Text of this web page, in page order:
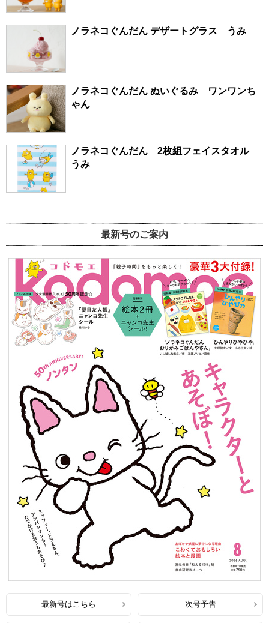
ノラネコぐんだん デザートグラス うみ
ノラネコぐんだん ぬいぐるみ ワンワンち
ゃん
ノラネコぐんだん 2枚組フェイスタオル
うみ
最新号のご案内
最新号はこちら 次号予告